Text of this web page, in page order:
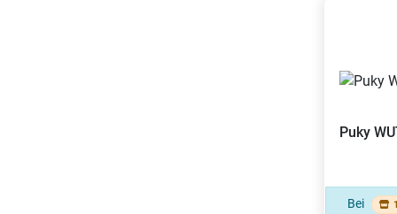
Puky
Bei